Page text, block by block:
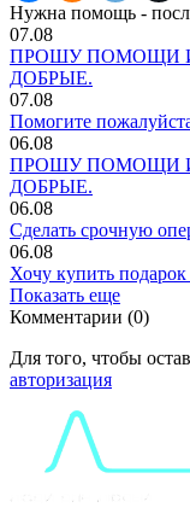
Нужна помощь -
07.08
ПРОШУ ПОМОЩИ
ДОБРЫЕ.
07.08
Помогите
06.08
ПРОШУ ПОМОЩИ
ДОБРЫЕ.
06.08
Сделать срочную
06.08
Хочу купить
Показать еще
Комментарии (0)
Для того, чтобы
авторизация